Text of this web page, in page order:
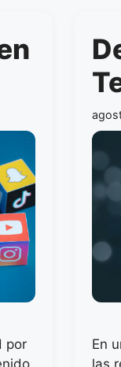
por
En
las